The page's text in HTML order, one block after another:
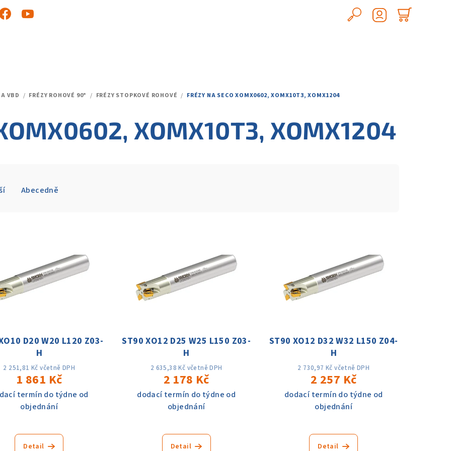
Hledat
VBD / FRÉZY ROHOVÉ 90° / FRÉZY STOPKOVÉ ROHOVÉ / FRÉZY NA SECO XOMX0602, XOMX10T3, XOMX1204
XOMX10T3, XOMX1204
Abecedně
D20 W20 L120 Z03-
H
2 251,81 Kč včetně DPH
1 861 Kč
termín do týdne od
objednání
Detail
ST90 XO12 D25 W25 L150 Z03-
H
2 635,38 Kč včetně DPH
2 178 Kč
dodací termín do týdne od
objednání
Detail
ST90 XO12 D32 W32 L150 Z04-
H
2 730,97 Kč včetně DPH
2 257 Kč
dodací termín do týdne od
objednání
Detail